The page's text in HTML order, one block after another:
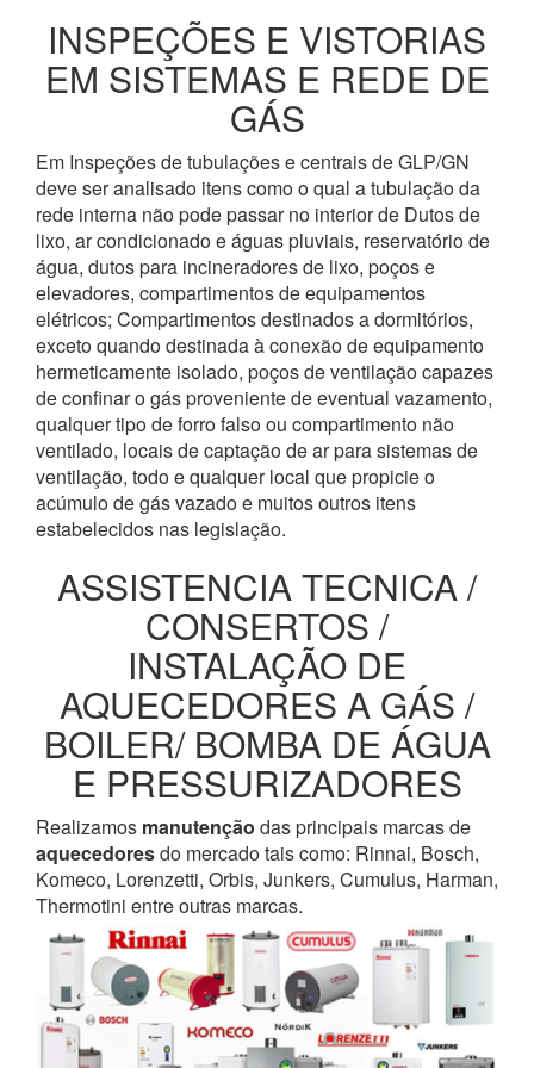
INSPEÇÕES E VISTORIAS
EM SISTEMAS E REDE DE
GÁS
Em Inspeções de tubulações e centrais de GLP/GN
deve ser analisado itens como o qual a tubulação da
rede interna não pode passar no interior de Dutos de
lixo, ar condicionado e águas pluviais, reservatório de
água, dutos para incineradores de lixo, poços e
elevadores, compartimentos de equipamentos
elétricos; Compartimentos destinados a dormitórios,
exceto quando destinada à conexão de equipamento
hermeticamente isolado, poços de ventilação capazes
de confinar o gás proveniente de eventual vazamento,
qualquer tipo de forro falso ou compartimento não
ventilado, locais de captação de ar para sistemas de
ventilação, todo e qualquer local que propicie o
acúmulo de gás vazado e muitos outros itens
estabelecidos nas legislação.
ASSISTENCIA TECNICA /
CONSERTOS /
INSTALAÇÃO DE
AQUECEDORES A GÁS /
BOILER/ BOMBA DE ÁGUA
E PRESSURIZADORES
Realizamos manutenção das principais marcas de
aquecedoresdo mercado tais como: Rinnai, Bosch,
Komeco, Lorenzetti, Orbis, Junkers, Cumulus, Harman,
Thermotini entre outras marcas.